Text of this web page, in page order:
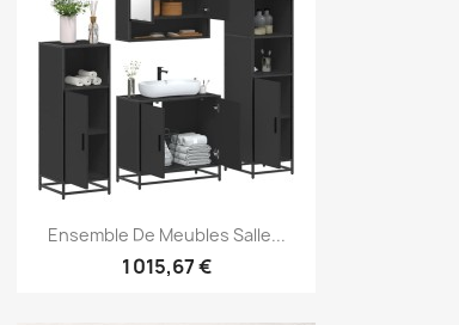
Aperçu rapide
Ensemble De Meubles Salle...
1 015,67 €